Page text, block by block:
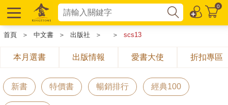
0
首頁 ＞ 中文書 ＞ 出版社 ＞ ＞ scs13
本月選書 出版情報 愛書大使 折扣專區
新書 特價書 暢銷排行 經典100